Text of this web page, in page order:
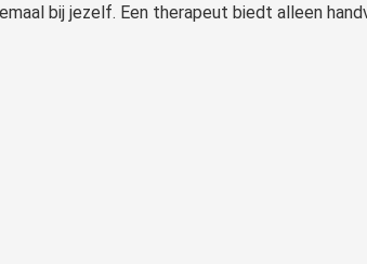
bij jezelf. Een therapeut biedt alleen